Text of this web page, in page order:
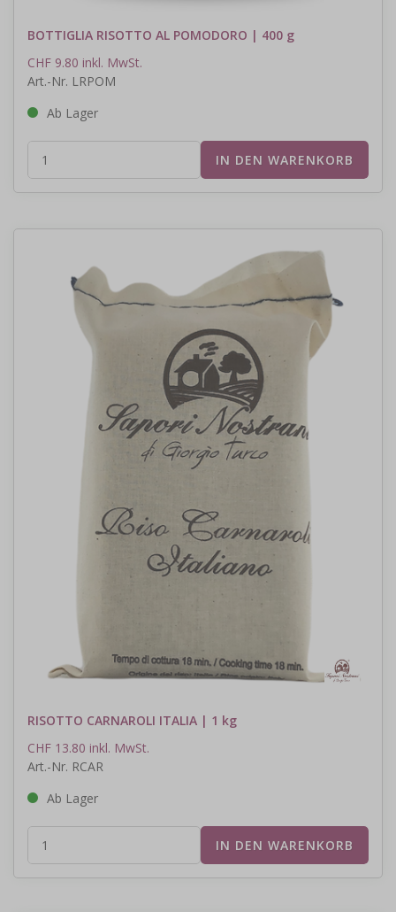
BOTTIGLIA RISOTTO AL POMODORO | 400 g
CHF 9.80 inkl. MwSt.
Art.-Nr. LRPOM
Ab Lager
RISOTTO CARNAROLI ITALIA | 1 kg
CHF 13.80 inkl. MwSt.
Art.-Nr. RCAR
Ab Lager